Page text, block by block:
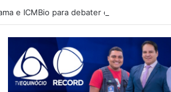
e ICMBio para debater o